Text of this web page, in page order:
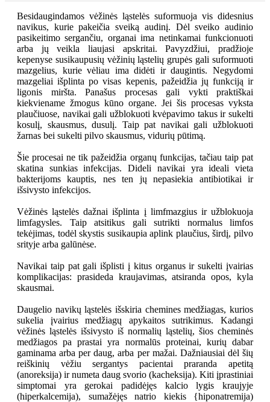
Besidaugindamos vėžinės ląstelės suformuoja vis didesnius
navikus, kurie pakeičia sveiką audinį. Dėl sveiko audinio
pasikeitimo sergančiu, organai ima netinkamai funkcionuoti
arba jų veikla liaujasi apskritai. Pavyzdžiui, pradžioje
kepenyse susikaupusių vėžinių ląstelių grupės gali suformuoti
mazgelius, kurie vėliau ima didėti ir daugintis. Negydomi
mazgeliai išplinta po visas kepenis, pažeidžia jų funkciją ir
ligonis miršta. Panašus procesas gali vykti praktiškai
kiekviename žmogus kūno organe. Jei šis procesas vyksta
plaučiuose, navikai gali užblokuoti kvėpavimo takus ir sukelti
kosulį, skausmus, dusulį. Taip pat navikai gali užblokuoti
žarnas bei sukelti pilvo skausmus, vidurių pūtimą.
Šie procesai ne tik pažeidžia organų funkcijas, tačiau taip pat
skatina sunkias infekcijas. Dideli navikai yra ideali vieta
bakterijoms kauptis, nes ten jų nepasiekia antibiotikai ir
išsivysto infekcijos.
Vėžinės ląstelės dažnai išplinta į limfmazgius ir užblokuoja
limfagysles. Taip atsitikus gali sutrikti normalus limfos
tekėjimas, todėl skystis susikaupia aplink plaučius, širdį, pilvo
srityje arba galūnėse.
Navikai taip pat gali išplisti į kitus organus ir sukelti įvairias
komplikacijas: prasideda kraujavimas, atsiranda opos, kyla
skausmai.
Daugelio navikų ląstelės išskiria chemines medžiagas, kurios
sukelia įvairius medžiagų apykaitos sutrikimus. Kadangi
vėžinės ląstelės išsivysto iš normalių ląstelių, šios cheminės
medžiagos pa­ prastai yra normalūs proteinai, kurių dabar
gaminama arba per daug, arba per mažai. Dažniausiai dėl šių
reiškinių vėžiu sergantys pacientai praranda apetitą
(anoreksija) ir numeta daug svorio (kacheksija). Kiti įprastiniai
simptomai yra gerokai padidėjęs kalcio lygis kraujyje
(hiperkalcemija), sumažėjęs natrio kiekis {hiponatremija)